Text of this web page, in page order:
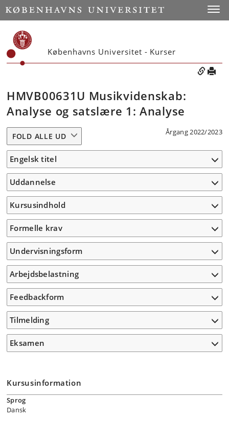
Københavns Universitet - Kurser
HMVB00631U Musikvidenskab:
Analyse og satslære 1: Analyse
Årgang 2022/2023
FOLD ALLE UD
Engelsk titel
Uddannelse
Kursusindhold
Formelle krav
Undervisningsform
Arbejdsbelastning
Feedbackform
Tilmelding
Eksamen
Kursusinformation
Sprog
Dansk